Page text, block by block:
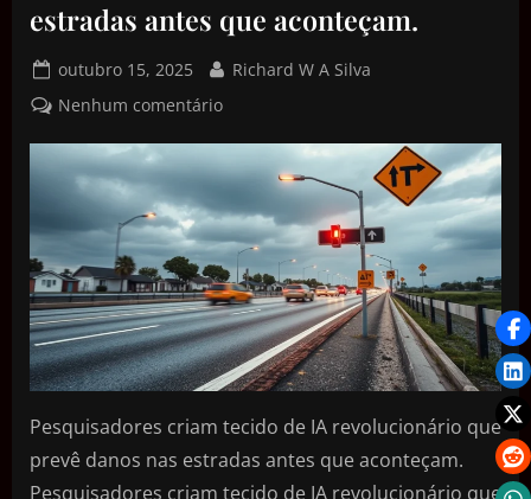
estradas antes que aconteçam.
outubro 15, 2025
Richard W A Silva
Nenhum comentário
Pesquisadores criam tecido de IA revolucionário que
prevê danos nas estradas antes que aconteçam.
Pesquisadores criam tecido de IA revolucionário que